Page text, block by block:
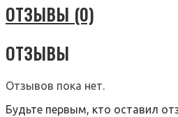
ОТЗЫВЫ (0)
ОТЗЫВЫ
Отзывов пока нет.
Будьте первым, кто оставил